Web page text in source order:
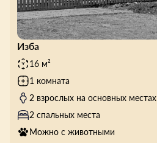
Изба
16 м²
1 комната
2 взрослых на основных местах
2 спальных места
Можно с животными